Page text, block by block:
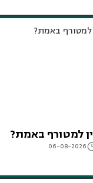
למטורף באמת?
06-08-2026